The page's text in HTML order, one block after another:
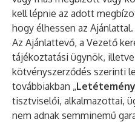
kell lépnie az adott
hogy élhessen az Ajánlattal.
Az Ajánlattevő, a Vezető
tájékoztatási ügynök,
kötvényszerződés szerinti
továbbiakban „
tisztviselői, alkalmazottai,
nem adnak semminemű